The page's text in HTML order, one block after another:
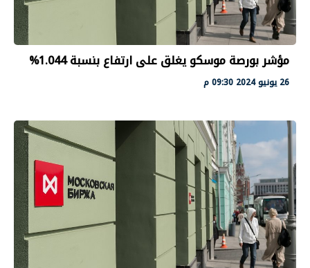
مؤشر بورصة موسكو يغلق على ارتفاع بنسبة 1.044%
26 يونيو 2024 09:30 م